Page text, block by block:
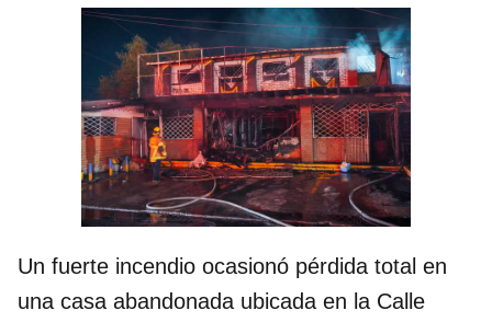
Un fuerte incendio ocasionó pérdida total en
una casa abandonada ubicada en la Calle